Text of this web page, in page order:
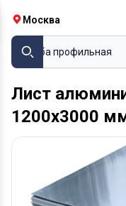
Москва
Труба профильная
Лист
1200х3000